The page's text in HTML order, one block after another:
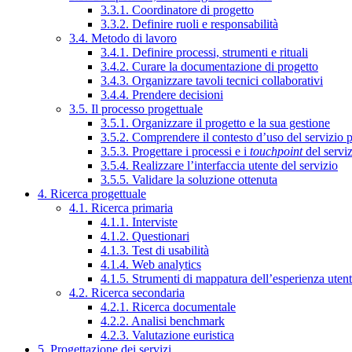
3.3.1. Coordinatore di progetto
3.3.2. Definire ruoli e responsabilità
3.4. Metodo di lavoro
3.4.1. Definire processi, strumenti e rituali
3.4.2. Curare la documentazione di progetto
3.4.3. Organizzare tavoli tecnici collaborativi
3.4.4. Prendere decisioni
3.5. Il processo progettuale
3.5.1. Organizzare il progetto e la sua gestione
3.5.2. Comprendere il contesto d’uso del servizio
3.5.3. Progettare i processi e i touchpointdel
3.5.4. Realizzare l’interfaccia utente del servizio
3.5.5. Validare la soluzione ottenuta
4. Ricerca progettuale
4.1. Ricerca primaria
4.1.1. Interviste
4.1.2. Questionari
4.1.3. Test di usabilità
4.1.4. Web analytics
4.1.5. Strumenti di mappatura dell’esperienza
4.2. Ricerca secondaria
4.2.1. Ricerca documentale
4.2.2. Analisi benchmark
4.2.3. Valutazione euristica
5. Progettazione dei servizi